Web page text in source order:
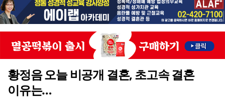
황정음 오늘 비공개 결혼, 초고속 결혼
이유는…